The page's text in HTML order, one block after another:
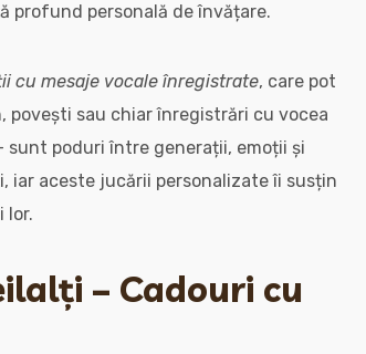
profund personală de învățare.
cu mesaje vocale înregistrate, care pot
povești sau chiar înregistrări cu vocea
poduri între generații, emoții și
iar aceste jucării personalizate îi susțin
lor.
– Cadouri cu